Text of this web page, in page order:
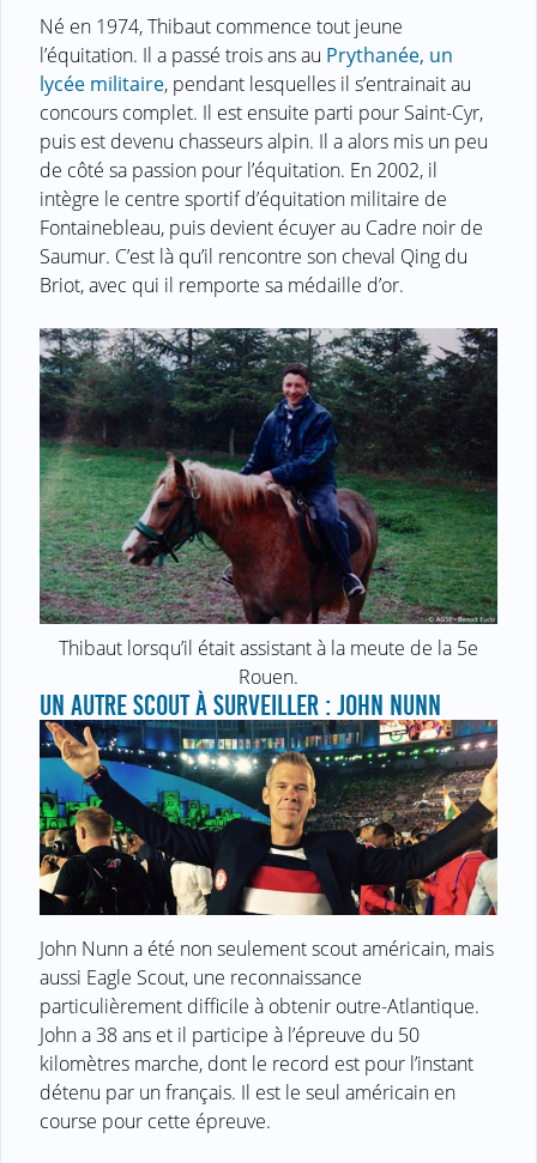
Né en 1974, Thibaut commence tout jeune
l’équitation. Il a passé trois ans au Prythanée, un
lycée militaire, pendant lesquelles il s’entrainait au
concours complet. Il est ensuite parti pour Saint-Cyr,
puis est devenu chasseurs alpin. Il a alors mis un peu
de côté sa passion pour l’équitation. En 2002, il
intègre le centre sportif d’équitation militaire de
Fontainebleau, puis devient écuyer au Cadre noir de
Saumur. C’est là qu’il rencontre son cheval Qing du
Briot, avec qui il remporte sa médaille d’or.
Thibaut lorsqu’il était assistant à la meute de la 5e
Rouen.
UN AUTRE SCOUT À SURVEILLER : JOHN NUNN
John Nunn a été non seulement scout américain, mais
aussi Eagle Scout, une reconnaissance
particulièrement difficile à obtenir outre-Atlantique.
John a 38 ans et il participe à l’épreuve du 50
kilomètres marche, dont le record est pour l’instant
détenu par un français. Il est le seul américain en
course pour cette épreuve.